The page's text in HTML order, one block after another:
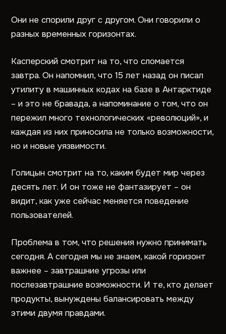
Они не спорили друг с другом. Они говорили о
разных временных горизонтах.
Касперский смотрит на то, что сломается
завтра. Он напомнил, что 15 лет назад он писал
утилиту в машинных кодах на базе в Антарктиде
– и это не бравада, а напоминание о том, что он
пережил много технологических «революций», и
каждая из них приносила не только возможности,
но и новые уязвимости.
Голицын смотрит на то, каким будет мир через
десять лет. И он тоже не фантазирует – он
видит, как уже сейчас меняется поведение
пользователей.
Проблема в том, что решения нужно принимать
сегодня. А сегодня мы не знаем, какой горизонт
важнее – завтрашние угрозы или
послезавтрашние возможности. И те, кто делает
продукты, вынуждены балансировать между
этими двумя правдами.